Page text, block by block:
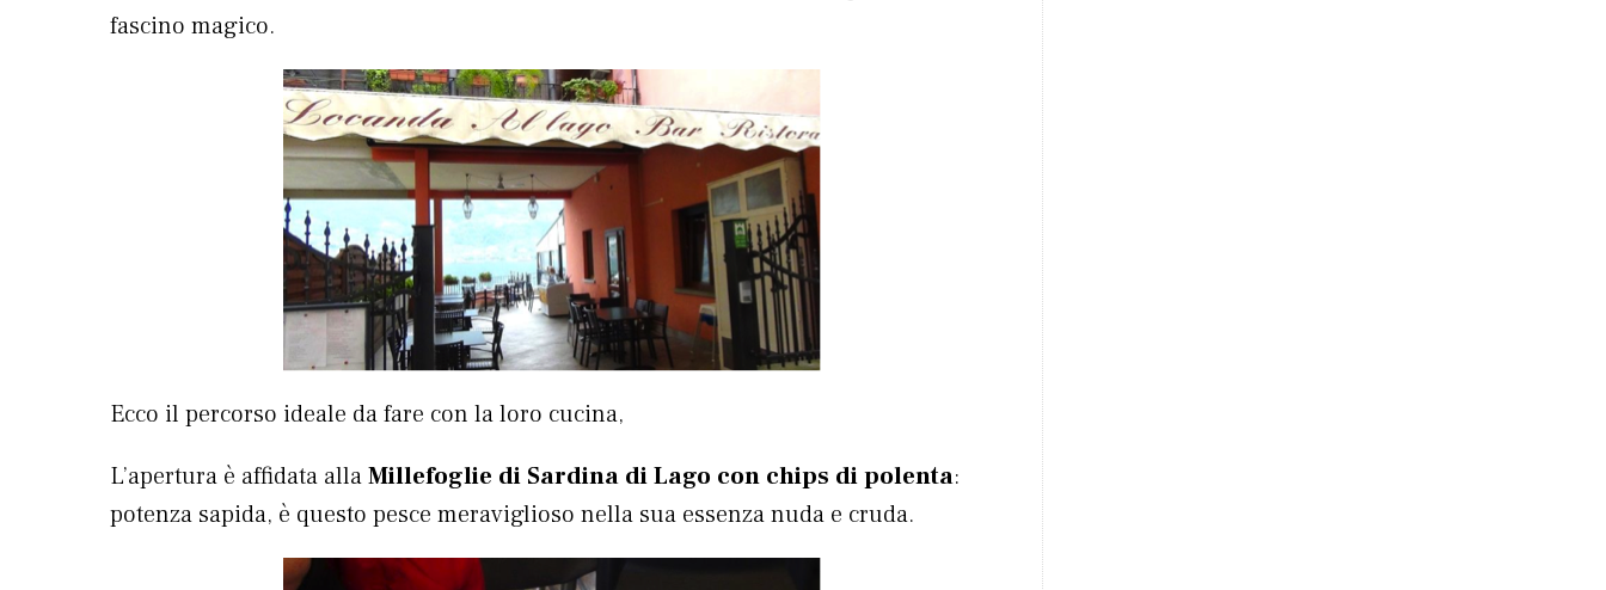
fascino magico.
Ecco il percorso ideale da fare con la loro cucina,
L’apertura è affidata allaMillefoglie di Sardina di Lago con chips di polenta:
potenza sapida, è questo pesce meraviglioso nella sua essenza nuda e cruda.